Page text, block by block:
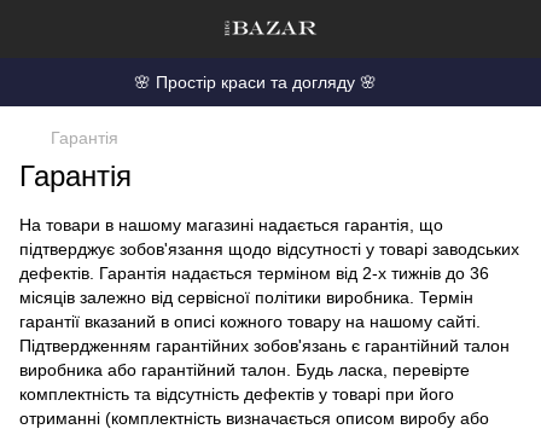
🌸 Простір краси та догляду 🌸
Гарантія
Гарантія
На товари в нашому магазині надається гарантія, що
підтверджує зобов'язання щодо відсутності у товарі заводських
дефектів. Гарантія надається терміном від 2-х тижнів до 36
місяців залежно від сервісної політики виробника. Термін
гарантії вказаний в описі кожного товару на нашому сайті.
Підтвердженням гарантійних зобов'язань є гарантійний талон
виробника або гарантійний талон. Будь ласка, перевірте
комплектність та відсутність дефектів у товарі при його
отриманні (комплектність визначається описом виробу або